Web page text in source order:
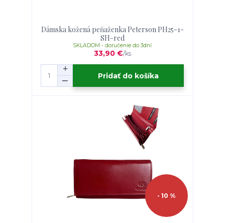
Dámska kožená peňaženka Peterson PH25-1-
SH-red
33,90 €/ks
SKLADOM - doručenie do 3dní
Pridať do košíka
- 10 %